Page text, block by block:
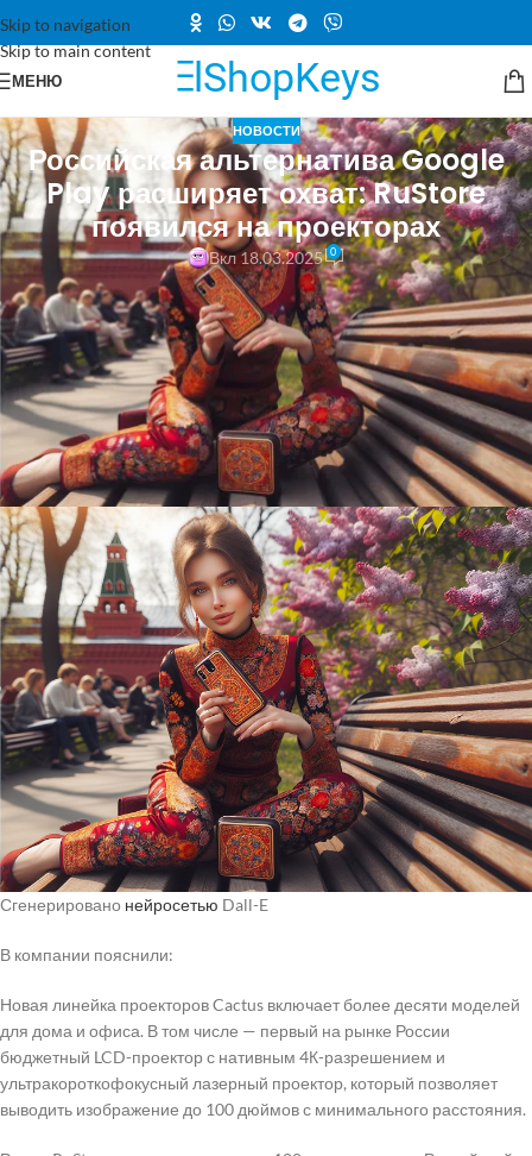
Skip to navigation
Skip to main content
МЕНЮ
НОВОСТИ
Российская альтернатива Google
Play расширяет охват: RuStore
появился на проекторах
Вкл 18.03.2025 0
Российская альтернатива Google Play расширяет охват: RuStore
появился на проекторах
Команда онлайн-магазина приложений RuStore для операционной
системы Android, отечественного аналогаGooglePlay, поделилась
своим новым достижением. RuStore появился на умных проекторах
– теперь можно устанавливать кинотеатры, игры и приложения
прямо на проектор без сложных настроек.
Сгенерировано нейросетью Dall-E
В компании пояснили:
Новая линейка проекторов Cactus включает более десяти моделей
для дома и офиса. В том числе — первый на рынке России
бюджетный LCD-проектор с нативным 4К-разрешением и
ультракороткофокусный лазерный проектор, который позволяет
выводить изображение до 100 дюймов с минимального расстояния.